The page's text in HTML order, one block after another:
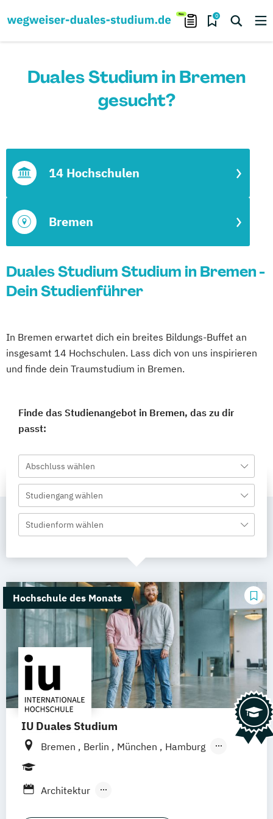
0
Duales Studium in Bremen
gesucht?
Bremen
14 Hochschulen
Duales Studium Studium in Bremen -
Dein Studienführer
In Bremen erwartet dich ein breites Bildungs-Buffet an
insgesamt 14 Hochschulen. Lass dich von uns inspirieren
und finde dein Traumstudium in Bremen.
Finde das Studienangebot in Bremen, das zu dir
passt:
Abschluss wählen
Studiengang wählen
Studienform wählen
Hochschule des Monats
IU Duales Studium
Bremen Berlin München
Hamburg
Mannheim
Augsburg Bielefeld Braunschweig
Architektur